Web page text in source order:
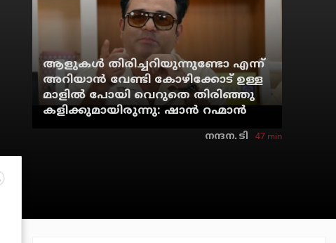
ആളുകൾ തിരിച്ചറിയുന്നുണ്ടോ എന്ന്
അറിയാൻ വേണ്ടി കോഴിക്കോട് ഉള്ള
മാളിൽ പോയി വെറുതെ തിരിഞ്ഞു
കളിക്കുമായിരുന്നു: ഷാൻ റഹ്മാൻ
നന്ദന. ടി 47 min